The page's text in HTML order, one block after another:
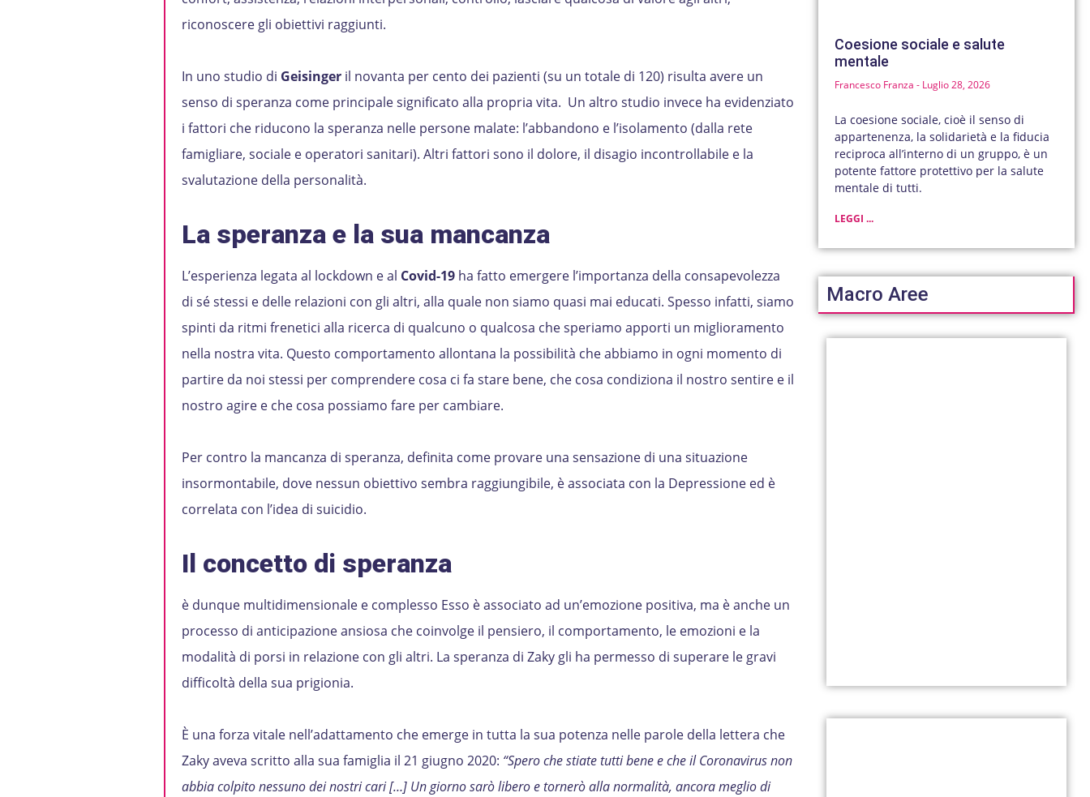
riconoscere gli obiettivi raggiunti.
In uno studio di Geisinger il novanta per cento dei pazienti (su un totale di 120) risulta avere un
senso di speranza come principale significato alla propria vita. Un altro studio invece ha evidenziato
i fattori che riducono la speranza nelle persone malate: l’abbandono e l’isolamento (dalla rete
famigliare, sociale e operatori sanitari). Altri fattori sono il dolore, il disagio incontrollabile e la
svalutazione della personalità.
La speranza e la sua mancanza
L’esperienza legata al lockdown e al Covid-19ha fatto emergere l’importanza della consapevolezza
di sé stessi e delle relazioni con gli altri, alla quale non siamo quasi mai educati. Spesso infatti, siamo
spinti da ritmi frenetici alla ricerca di qualcuno o qualcosa che speriamo apporti un miglioramento
nella nostra vita. Questo comportamento allontana la possibilità che abbiamo in ogni momento di
partire da noi stessi per comprendere cosa ci fa stare bene, che cosa condiziona il nostro sentire e il
nostro agire e che cosa possiamo fare per cambiare.
Per contro la mancanza di speranza, definita come provare una sensazione di una situazione
insormontabile, dove nessun obiettivo sembra raggiungibile, è associata con la Depressione ed è
correlata con l’idea di suicidio.
Il concetto di speranza
è dunque multidimensionale e complesso Esso è associato ad un’emozione positiva, ma è anche un
processo di anticipazione ansiosa che coinvolge il pensiero, il comportamento, le emozioni e la
modalità di porsi in relazione con gli altri. La speranza di Zaky gli ha permesso di superare le gravi
difficoltà della sua prigionia.
È una forza vitale nell’adattamento che emerge in tutta la sua potenza nelle parole della lettera che
Zaky aveva scritto alla sua famiglia il 21 giugno 2020: “Spero che stiate tutti bene e che il Coronavirus non
abbia colpito nessuno dei nostri cari […] Un giorno sarò libero e tornerò alla normalità, ancora meglio di
Coesione sociale e salute
mentale
Francesco Franza Luglio 28, 2026
La coesione sociale, cioè il senso di
appartenenza, la solidarietà e la fiducia
reciproca all’interno di un gruppo, è un
potente fattore protettivo per la salute
mentale di tutti.
LEGGI ...
Macro Aree